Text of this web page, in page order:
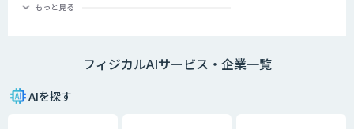
術」です。
もっと見る
フィジカルAIサービス・企業一覧
AIを探す